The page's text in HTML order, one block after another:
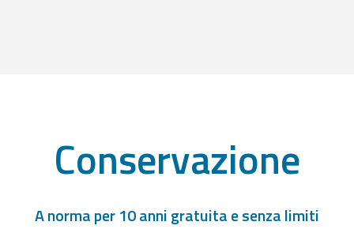
Conservazione
A norma per 10 anni gratuita e senza limiti